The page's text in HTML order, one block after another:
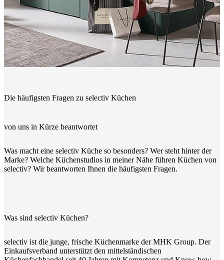
Die häufigsten Fragen zu selectiv Küchen
von uns in Kürze beantwortet
Was macht eine selectiv Küche so besonders? Wer steht hinter der
Marke? Welche Küchenstudios in meiner Nähe führen Küchen von
selectiv? Wir beantworten Ihnen die häufigsten Fragen.
Was sind selectiv Küchen?
selectiv ist die junge, frische Küchenmarke der MHK Group. Der
Einkaufsverband unterstützt den mittelständischen